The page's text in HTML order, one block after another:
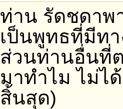
ท่าน รัดชดาพ
เป็นพูทธที่มีท
ส่วนท่านอื่นที่
มาทำไม ไม่ไ
สิ้นสุด)